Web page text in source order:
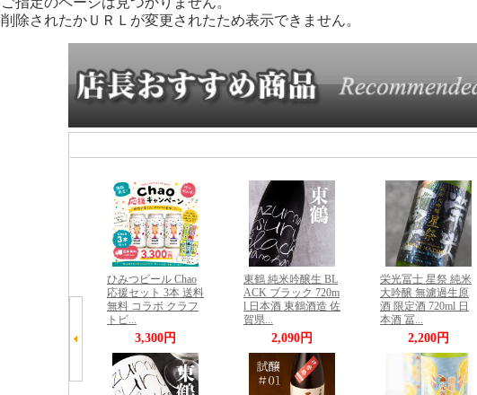
削除されたかＵＲＬが変更されたため表示できません。